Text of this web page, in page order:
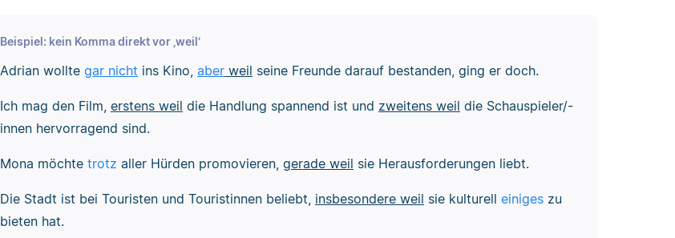
Beispiel: kein Komma direkt vor ‚weil‘
Adrian wollte gar nicht ins Kino, aberweil seine Freunde darauf bestanden, ging er doch.
Ich mag den Film, erstens weil die Handlung spannend ist und zweitens weil die Schauspieler/-
innen hervorragend sind.
Mona möchte trotz aller Hürden promovieren, gerade weil sie Herausforderungen liebt.
Die Stadt ist bei Touristen und Touristinnen beliebt, insbesondere weil sie kulturell einigeszu
bieten hat.